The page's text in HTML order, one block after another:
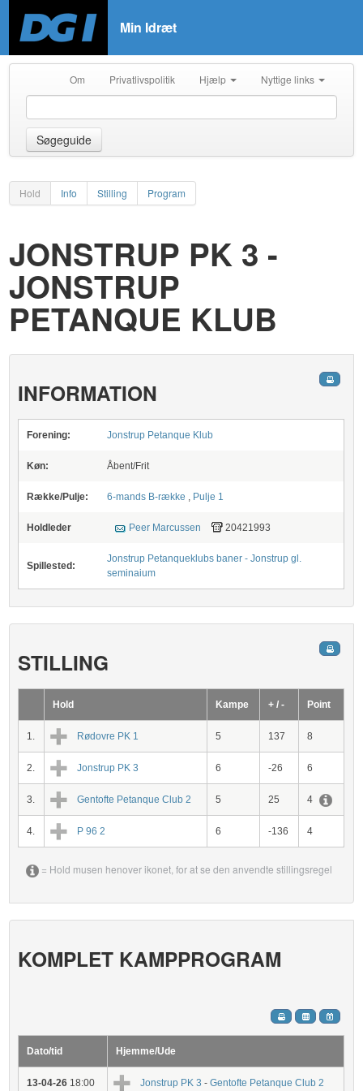
Min Idræt
Om Privatlivspolitik Hjælp Nyttige links
Søgeguide
Hold Info Stilling Program
JONSTRUP PK 3 -
JONSTRUP
PETANQUE KLUB
INFORMATION
Forening: Jonstrup Petanque Klub
Køn: Åbent/Frit
Række/Pulje: 6-mands B-række , Pulje 1
Holdleder Peer Marcussen 20421993
Spillested:
Jonstrup Petanqueklubs baner - Jonstrup gl.
seminaium
STILLING
Hold Kampe + / - Point
1. Rødovre PK 1 5 137 8
2. Jonstrup PK 3 6 -26 6
3. Gentofte Petanque Club 2 5 25 4
4. P 96 2 6 -136 4
= Hold musen henover ikonet, for at se den anvendte stillingsregel
KOMPLET KAMPPROGRAM
Dato/tid Hjemme/Ude
13-04-26 18:00 Jonstrup PK 3 -Gentofte Petanque Club 2